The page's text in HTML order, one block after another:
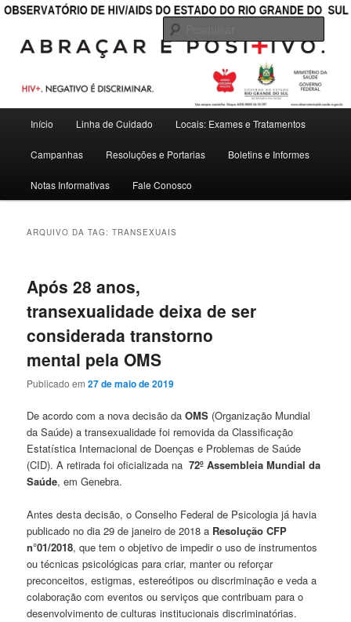
OBSERVATÓRIO DE HIV/AIDS DO
ESTADO DO RIO GRANDE DO SUL
Pular
para
o
conteúdo
Pular
para
o
conteúdo
Início Linha de Cuidado Locais: Exames e Tratamentos
Campanhas Resoluções e Portarias Boletins e Informes
Notas Informativas Fale Conosco
ARQUIVO DA TAG:TRANSEXUAIS
Após 28 anos,
transexualidade deixa de ser
considerada transtorno
mental pela OMS
Publicado em27 de maio de 2019
De acordo com a nova decisão daOMS (Organização Mundial
da Saúde) a transexualidade foi removida da Classificação
Estatística Internacional de Doenças e Problemas de Saúde
(CID). A retirada foi oficializada na72º Assembleia Mundial da
Saúde, em Genebra.
Antes desta decisão, o Conselho Federal de Psicologia já havia
publicado no dia 29 de janeiro de 2018 a Resolução CFP
n°01/2018, que tem o objetivo de impedir o uso de instrumentos
ou técnicas psicológicas para criar, manter ou reforçar
preconceitos, estigmas, estereótipos ou discriminação e veda a
colaboração com eventos ou serviços que contribuam para o
desenvolvimento de culturas institucionais discriminatórias.